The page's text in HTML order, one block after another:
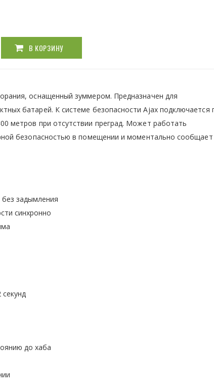
В КОРЗИНУ
оснащенный зуммером. Предназначен для
батарей. К системе безопасности Ajax подключается
метров при отсутствии преград. Может работать
безопасностью в помещении и моментально
задымления
синхронно
до хаба